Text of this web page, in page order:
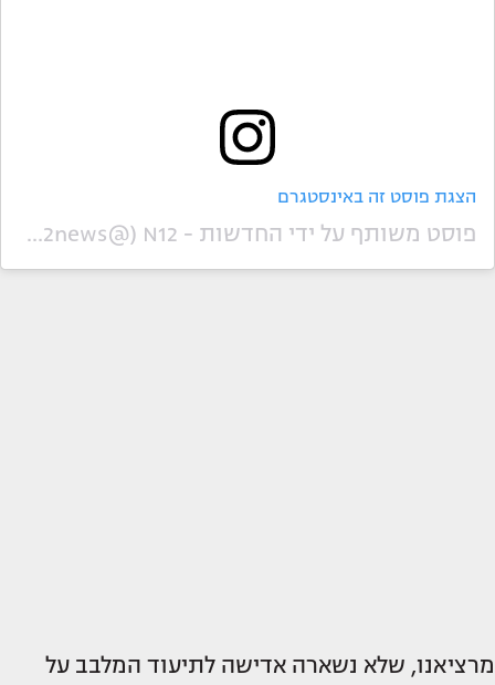
הצגת פוסט זה באינסטגרם
פוסט משותף על ידי ‏‎החדשות - N12‎‏ (@‏‎n12news‎‏)
מרציאנו, שלא נשארה אדישה לתיעוד המלבב על